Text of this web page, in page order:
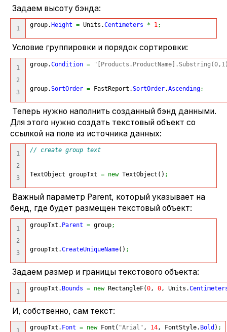
Задаем высоту бэнда:
group. Height = Units.Centimeters * 1;
Условие группировки и порядок сортировки:
1
2
group.Condition =
group.SortOrder = FastReport.SortOrder.Ascending;
Теперь нужно наполнить созданный бэнд данными.
Для этого нужно создать текстовый объект со
ссылкой на поле из источника данных:
1
2
// create group text
TextObject groupTxt = new TextObject ( ) ;
Важный параметр Parent, который указывает на
бенд, где будет размещен текстовый объект:
1
2
groupTxt. Parent = group;
groupTxt.CreateUniqueName( ) ;
Задаем размер и границы текстового объекта:
groupTxt. Bounds = new RectangleF(0, 0, Units.
И, собственно, сам текст:
groupTxt. Font = new Font ( "Arial" , 14, FontStyle. Bold ) ;